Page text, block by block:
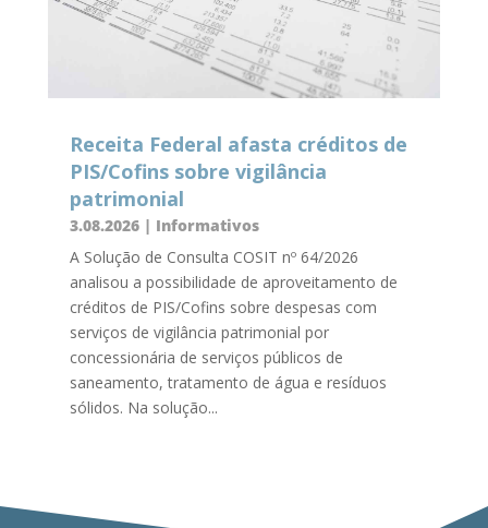
Receita Federal afasta créditos de
PIS/Cofins sobre vigilância
patrimonial
3.08.2026| Informativos
A Solução de Consulta COSIT nº 64/2026
analisou a possibilidade de aproveitamento de
créditos de PIS/Cofins sobre despesas com
serviços de vigilância patrimonial por
concessionária de serviços públicos de
saneamento, tratamento de água e resíduos
sólidos. Na solução...